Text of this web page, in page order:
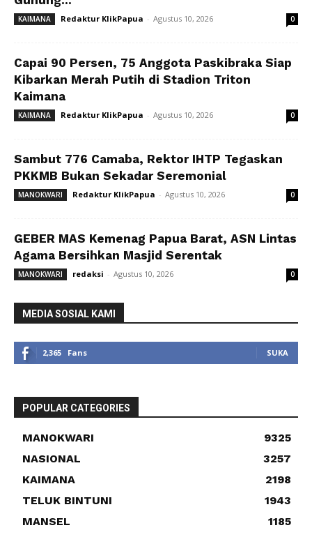
KAIMANA Redaktur KlikPapua - Agustus 10, 2026 0
Capai 90 Persen, 75 Anggota Paskibraka Siap
Kibarkan Merah Putih di Stadion Triton
Kaimana
KAIMANA Redaktur KlikPapua - Agustus 10, 2026 0
Sambut 776 Camaba, Rektor IHTP Tegaskan
PKKMB Bukan Sekadar Seremonial
MANOKWARI Redaktur KlikPapua - Agustus 10, 2026 0
GEBER MAS Kemenag Papua Barat, ASN Lintas
Agama Bersihkan Masjid Serentak
MANOKWARI redaksi - Agustus 10, 2026 0
MEDIA SOSIAL KAMI
2,365 Fans SUKA
POPULAR CATEGORIES
MANOKWARI
9325
NASIONAL
3257
KAIMANA
2198
TELUK BINTUNI
1943
MANSEL
1185